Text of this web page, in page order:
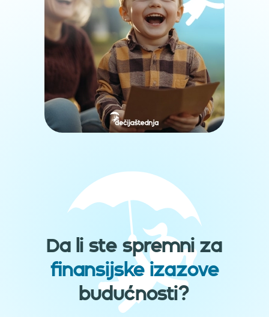
Da li ste spremni za
finansijske izazove
budućnosti?